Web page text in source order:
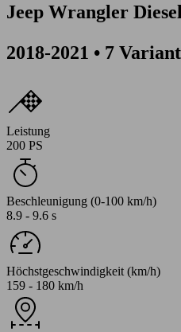
Jeep Wrangler
2018-2021 • 7
Leistung
200 PS
Beschleunigung (0-100 km/h)
8.9 - 9.6 s
Höchstgeschwindigkeit (km/h)
159 - 180 km/h